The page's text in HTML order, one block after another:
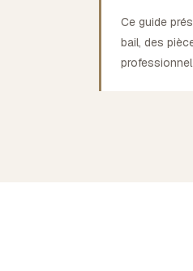
Ce guide
bail, des